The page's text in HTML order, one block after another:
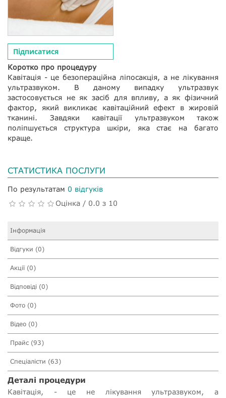
Підписатися
Коротко про процедуру
Кавітація - це безопераційна ліпосакція, а не лікування
ультразвуком. В даному випадку ультразвук
застосовується не як засіб для впливу, а як фізичний
фактор, який викликає кавітаційний ефект в жировій
тканині. Завдяки кавітації ультразвуком також
поліпшується структура шкіри, яка стає на багато
краще.
СТАТИСТИКА ПОСЛУГИ
По результатам 0 відгуків
Оцінка / 0.0 з 10
Інформація
Відгуки (0)
Акції (0)
Відповіді (0)
Фото (0)
Відео (0)
Прайс (93)
Спеціалісти (63)
Деталі процедури
Кавітація, - це не лікування ультразвуком, а